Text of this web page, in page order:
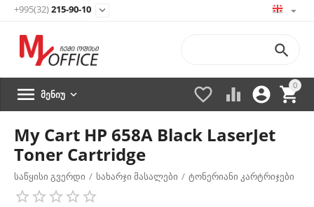
+995(32)215-90-10 
0


 

 ᲛᲔᲜᲘᲣ 
My Cart HP 658A Black LaserJet
Toner Cartridge
საწყისი გვერდი / სახარჯი მასალები / ტონერიანი კარტრიჯები
/